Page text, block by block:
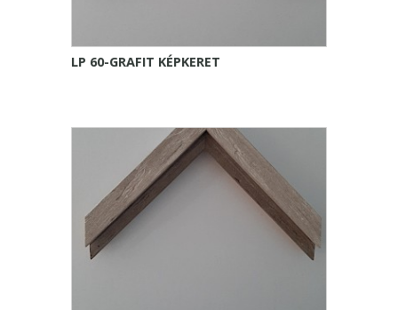
LP 60-GRAFIT KÉPKERET